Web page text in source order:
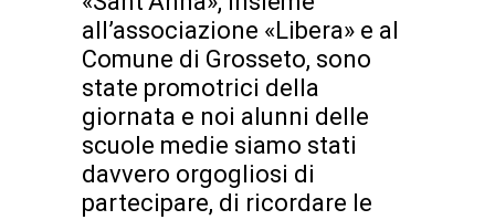
all’associazione «Libera» e al
Comune di Grosseto, sono
state promotrici della
giornata e noi alunni delle
scuole medie siamo stati
davvero orgogliosi di
partecipare, di ricordare le